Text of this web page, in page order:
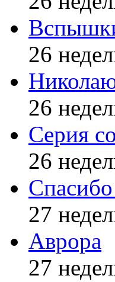
26
26
Серия
26
27
Аврора
27